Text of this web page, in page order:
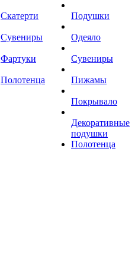
Скатерти
Сувениры
Фартуки
Полотенца
Подушки
Одеяло
Сувениры
Пижамы
Покрывало
Декоративные
подушки
Полотенца